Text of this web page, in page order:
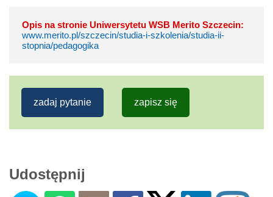
Opis na stronie Uniwersytetu WSB Merito Szczecin:
www.merito.pl/szczecin/studia-i-szkolenia/studia-ii-
stopnia/pedagogika
zadaj pytanie zapisz się
Udostępnij